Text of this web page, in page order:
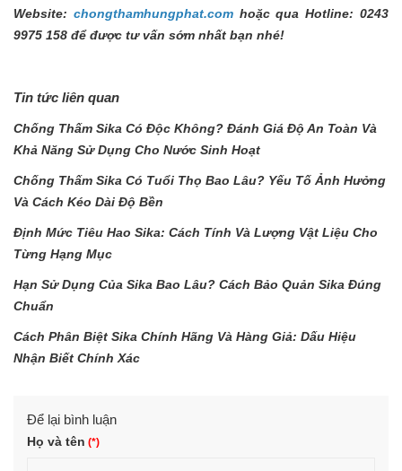
Website: chongthamhungphat.comhoặc qua Hotline: 0243
9975 158 để được tư vấn sớm nhất bạn nhé!
Tin tức liên quan
Chống Thấm Sika Có Độc Không? Đánh Giá Độ An Toàn Và
Khả Năng Sử Dụng Cho Nước Sinh Hoạt
Chống Thấm Sika Có Tuổi Thọ Bao Lâu? Yếu Tố Ảnh Hưởng
Và Cách Kéo Dài Độ Bền
Định Mức Tiêu Hao Sika: Cách Tính Và Lượng Vật Liệu Cho
Từng Hạng Mục
Hạn Sử Dụng Của Sika Bao Lâu? Cách Bảo Quản Sika Đúng
Chuẩn
Cách Phân Biệt Sika Chính Hãng Và Hàng Giả: Dấu Hiệu
Nhận Biết Chính Xác
Để lại bình luận
Họ và tên